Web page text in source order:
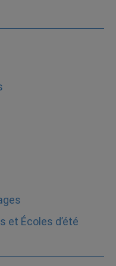
et Écoles d’été